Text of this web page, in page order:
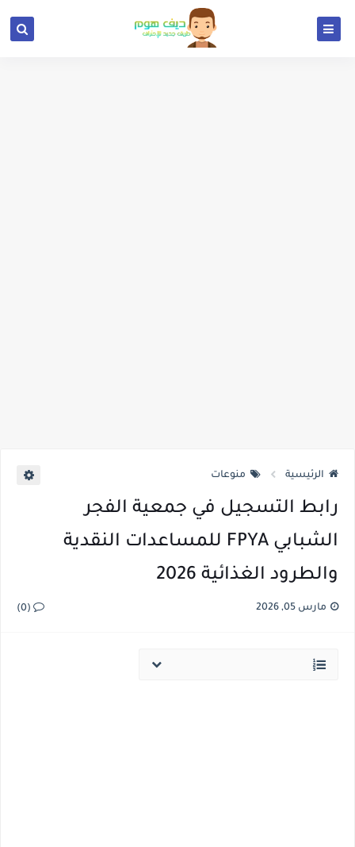
الرئيسية منوعات
رابط التسجيل في جمعية الفجر
الشبابي FPYA للمساعدات النقدية
والطرود الغذائية 2026
مارس 05, 2026 (0)